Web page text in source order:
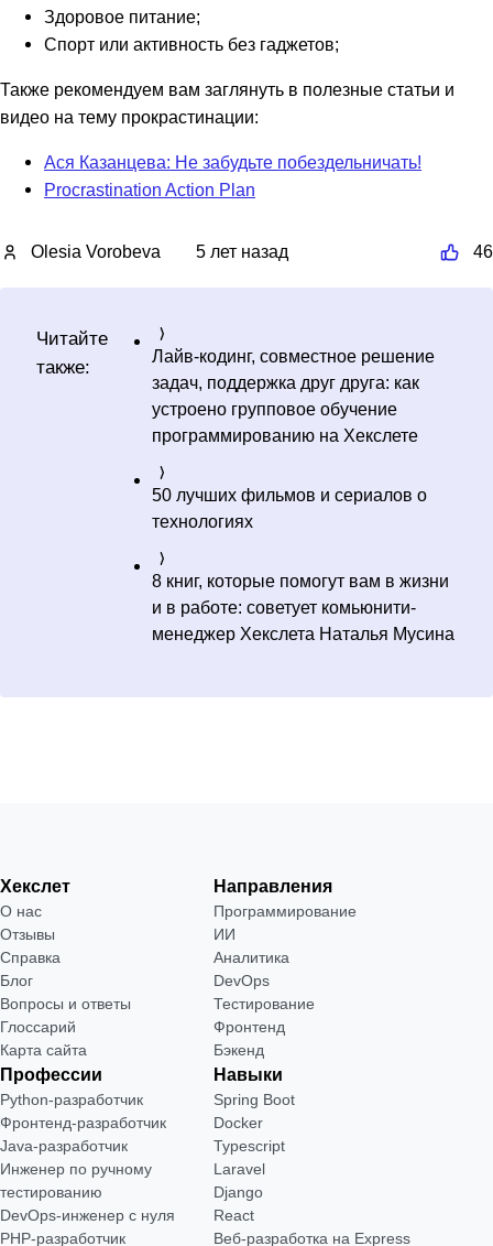
Здоровое питание;
Спорт или активность без гаджетов;
Также рекомендуем вам заглянуть в полезные статьи и
видео на тему прокрастинации:
Ася Казанцева: Не забудьте побездельничать!
Procrastination Action Plan
Olesia Vorobeva 5 лет назад 46
Читайте
также:
Лайв-кодинг, совместное решение
задач, поддержка друг друга: как
устроено групповое обучение
программированию на Хекслете
50 лучших фильмов и сериалов о
технологиях
8 книг, которые помогут вам в жизни
и в работе: советует комьюнити-
менеджер Хекслета Наталья Мусина
Хекслет
О нас
Отзывы
Справка
Блог
Вопросы и ответы
Глоссарий
Карта сайта
Направления
Программирование
ИИ
Аналитика
DevOps
Тестирование
Фронтенд
Бэкенд
Профессии
Python-разработчик
Фронтенд-разработчик
Java-разработчик
Инженер по ручному
тестированию
DevOps-инженер с нуля
РНР-разработчик
Навыки
Spring Boot
Docker
Typescript
Laravel
Django
React
Веб-разработка на Express